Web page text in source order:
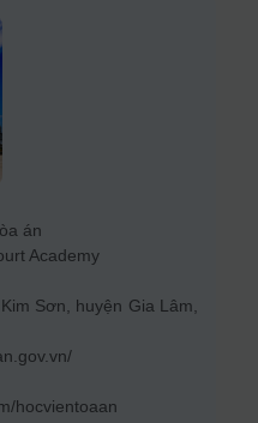
án
Academy
Sơn, huyện Gia Lâm,
hocvientoaan